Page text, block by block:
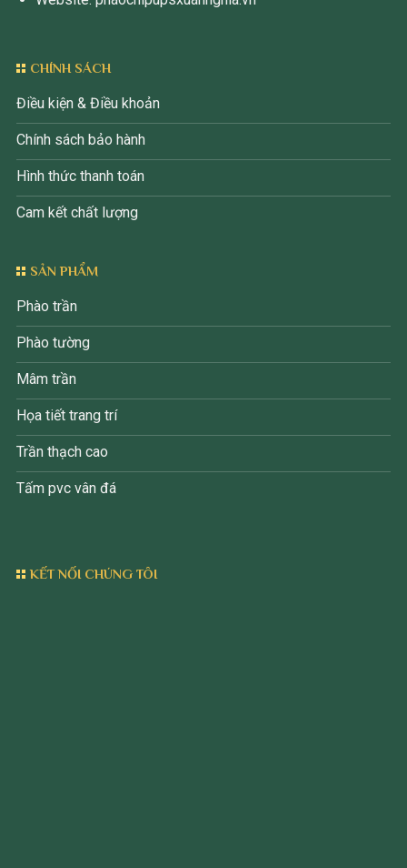
CHÍNH SÁCH
Điều kiện & Điều khoản
Chính sách bảo hành
Hình thức thanh toán
Cam kết chất lượng
SẢN PHẨM
Phào trần
Phào tường
Mâm trần
Họa tiết trang trí
Trần thạch cao
Tấm pvc vân đá
KẾT NỐI CHÚNG TÔI